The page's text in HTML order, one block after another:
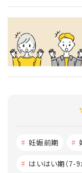
妊娠前期
はいはい期（7-9